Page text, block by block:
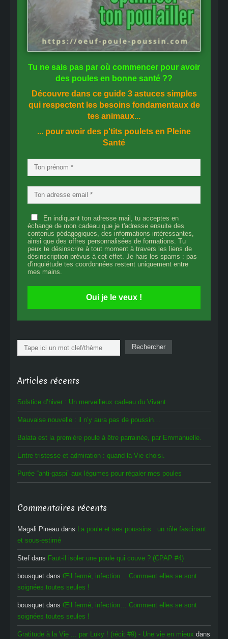
Tu ne sais pas par où commencer pour avoir
des poules en bonne santé ??
Découvre dans ce guide 3 astuces simples
qui respectent les besoins fondamentaux de
tes animaux...
... pour avoir des p'tits poulets en Pleine
Santé
En indiquant ton adresse mail, tu acceptes en
échange de mon cadeau que je t'adresse ensuite des
contenus pédagogiques, des informations intéressantes,
ainsi que des offres personnalisées de formations. Tu
peux te désinscrire à tout moment à travers les liens de
désinscription prévus à cet effet. Je hais les spams : pas
d'inquiétude tes coordonnées restent uniquement entre
mes mains.
Oui je le veux !
Rechercher Rechercher
Articles récents
Solstice d’hiver : Un merveilleux cadeau du Vivant
Mauvaise nouvelle : il n’y aura pas de poussin…
Balata est la première poule à être parrainée, par Emmanuelle.
Entre tristesse et admiration : quand la Vie choisi.
Purée “anti-gaspi” aux légumes pour régaler mes poules
Commentaires récents
Magali Pineau dans La poule et ses poussins : un rôle fascinant
et sous-estimé
Stef dans Faut-il isoler une poule qui couve ? (CPAP #4)
bousquet dans Œil fermé, infection… Comment elles se sont
soignées toutes seules !
bousquet dans Œil fermé, infection… Comment elles se sont
soignées toutes seules !
Gratitude à la Vie ... par Luky ! (récit #9) - Une vie en mieux dans